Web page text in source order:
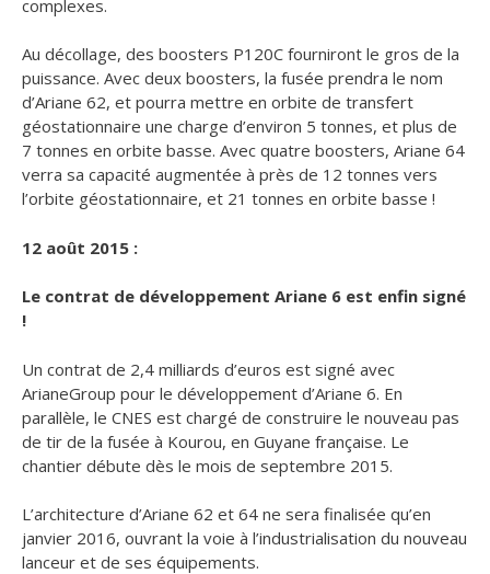
complexes.
Au décollage, des boosters P120C fourniront le gros de la
puissance. Avec deux boosters, la fusée prendra le nom
d’Ariane 62, et pourra mettre en orbite de transfert
géostationnaire une charge d’environ 5 tonnes, et plus de
7 tonnes en orbite basse. Avec quatre boosters, Ariane 64
verra sa capacité augmentée à près de 12 tonnes vers
l’orbite géostationnaire, et 21 tonnes en orbite basse !
12 août 2015 :
Le contrat de développement Ariane 6 est enfin signé
!
Un contrat de 2,4 milliards d’euros est signé avec
ArianeGroup pour le développement d’Ariane 6. En
parallèle, le CNES est chargé de construire le nouveau pas
de tir de la fusée à Kourou, en Guyane française. Le
chantier débute dès le mois de septembre 2015.
L’architecture d’Ariane 62 et 64 ne sera finalisée qu’en
janvier 2016, ouvrant la voie à l’industrialisation du nouveau
lanceur et de ses équipements.